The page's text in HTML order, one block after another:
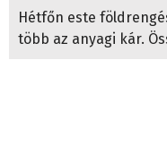
Hétfőn este
több az anyagi kár.